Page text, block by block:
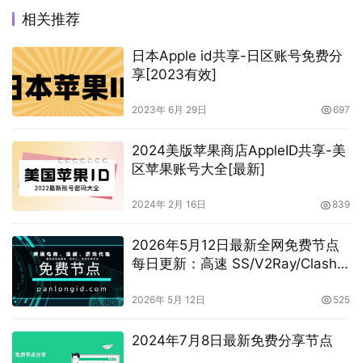
相关推荐
日本Apple id共享-日区账号免费分
享[2023有效]
2023年 6月 29日 697
2024美版苹果商店AppleID共享-美
区苹果账号大全[最新]
2024年 2月 16日 839
2026年5月12日最新全网免费节点
每日更新：高速 SS/V2Ray/Clash
2026年 5月 12日 525
2024年7月8日最新免费分享节点